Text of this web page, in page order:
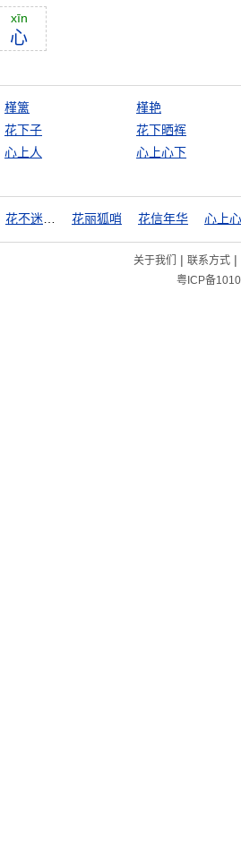
xīn
心
槿篱
槿艳
花下子
花下晒裈
心上人 心上心下
花丽狐哨 花信年华 心上
关于我们 | 联系方式|
粤ICP备